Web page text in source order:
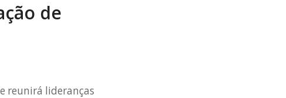
de
reunirá lideranças